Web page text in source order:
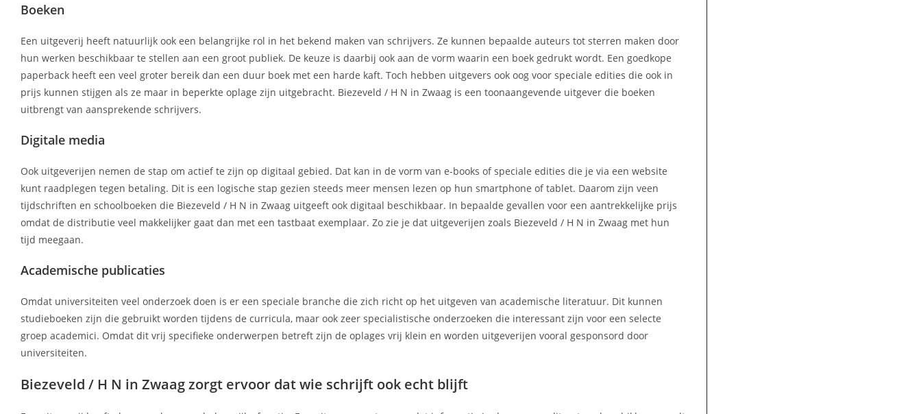
Boeken
Een uitgeverij heeft natuurlijk ook een belangrijke rol in het bekend maken van schrijvers. Ze kunnen bepaalde auteurs tot sterren maken door
hun werken beschikbaar te stellen aan een groot publiek. De keuze is daarbij ook aan de vorm waarin een boek gedrukt wordt. Een goedkope
paperback heeft een veel groter bereik dan een duur boek met een harde kaft. Toch hebben uitgevers ook oog voor speciale edities die ook in
prijs kunnen stijgen als ze maar in beperkte oplage zijn uitgebracht. Biezeveld / H N in Zwaag is een toonaangevende uitgever die boeken
uitbrengt van aansprekende schrijvers.
Digitale media
Ook uitgeverijen nemen de stap om actief te zijn op digitaal gebied. Dat kan in de vorm van e-books of speciale edities die je via een website
kunt raadplegen tegen betaling. Dit is een logische stap gezien steeds meer mensen lezen op hun smartphone of tablet. Daarom zijn veen
tijdschriften en schoolboeken die Biezeveld / H N in Zwaag uitgeeft ook digitaal beschikbaar. In bepaalde gevallen voor een aantrekkelijke prijs
omdat de distributie veel makkelijker gaat dan met een tastbaat exemplaar. Zo zie je dat uitgeverijen zoals Biezeveld / H N in Zwaag met hun
tijd meegaan.
Academische publicaties
Omdat universiteiten veel onderzoek doen is er een speciale branche die zich richt op het uitgeven van academische literatuur. Dit kunnen
studieboeken zijn die gebruikt worden tijdens de curricula, maar ook zeer specialistische onderzoeken die interessant zijn voor een selecte
groep academici. Omdat dit vrij specifieke onderwerpen betreft zijn de oplages vrij klein en worden uitgeverijen vooral gesponsord door
universiteiten.
Biezeveld / H N in Zwaag zorgt ervoor dat wie schrijft ook echt blijft